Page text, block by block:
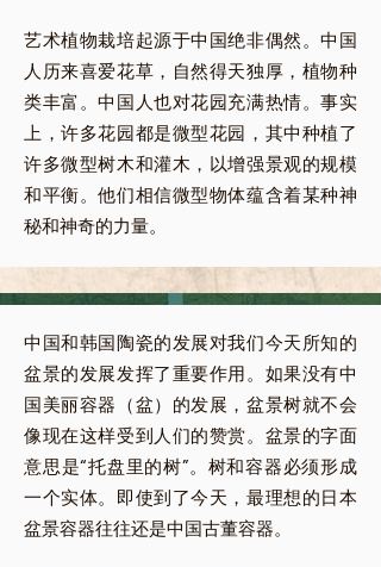
艺术植物栽培起源于中国绝非偶然。中国
人历来喜爱花草，自然得天独厚，植物种
类丰富。中国人也对花园充满热情。事实
上，许多花园都是微型花园，其中种植了
许多微型树木和灌木，以增强景观的规模
和平衡。他们相信微型物体蕴含着某种神
秘和神奇的力量。
中国和韩国陶瓷的发展对我们今天所知的
盆景的发展发挥了重要作用。如果没有中
国美丽容器（盆）的发展，盆景树就不会
像现在这样受到人们的赞赏。盆景的字面
意思是“托盘里的树”。树和容器必须形成
一个实体。即使到了今天，最理想的日本
盆景容器往往还是中国古董容器。